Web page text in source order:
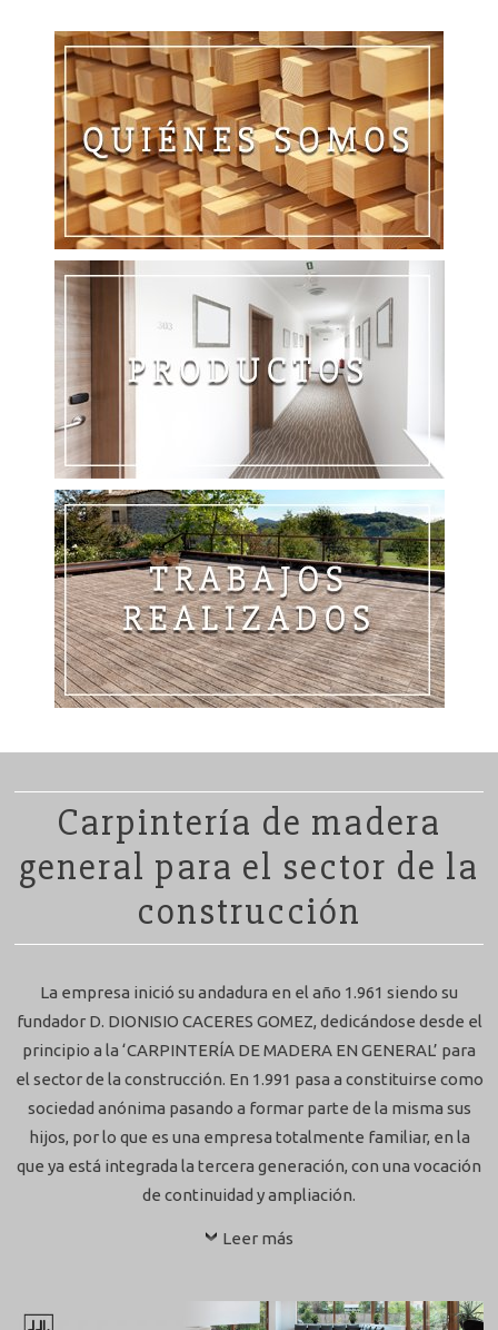
Carpintería de madera
general para el sector de la
construcción
La empresa inició su andadura en el año 1.961 siendo su
fundador D. DIONISIO CACERES GOMEZ, dedicándose desde el
principio a la ‘CARPINTERÍA DE MADERA EN GENERAL’ para
el sector de la construcción. En 1.991 pasa a constituirse como
sociedad anónima pasando a formar parte de la misma sus
hijos, por lo que es una empresa totalmente familiar, en la
que ya está integrada la tercera generación, con una vocación
de continuidad y ampliación.
Leer más